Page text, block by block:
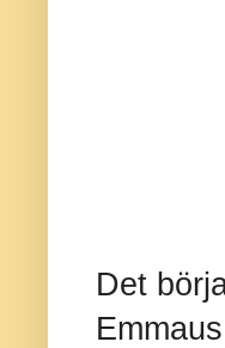
Det